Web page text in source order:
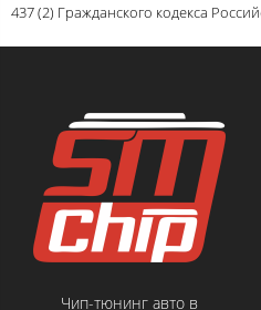
437 (2) Гражданского кодекса
Чип-тюнинг авто в